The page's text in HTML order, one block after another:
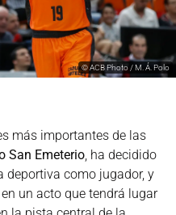
©ACB Photo / M. Á. Polo
más importantes de las
San Emeterio, ha decidido
deportiva como jugador, y
un acto que tendrá lugar